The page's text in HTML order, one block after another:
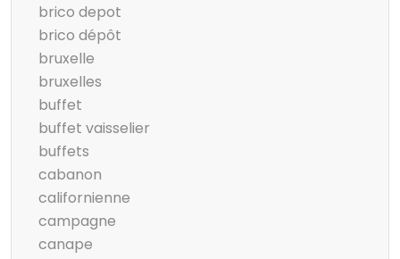
brico depot
brico dépôt
bruxelle
bruxelles
buffet
buffet vaisselier
buffets
cabanon
californienne
campagne
canape